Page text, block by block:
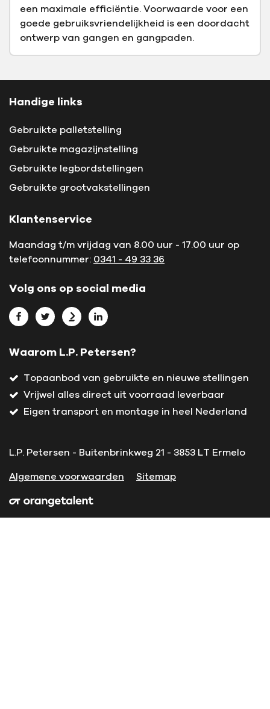
een maximale efficiëntie. Voorwaarde voor een
goede gebruiksvriendelijkheid is een doordacht
ontwerp van gangen en gangpaden.
Handige links
Gebruikte palletstelling
Gebruikte magazijnstelling
Gebruikte legbordstellingen
Gebruikte grootvakstellingen
Klantenservice
Maandag t/m vrijdag van 8.00 uur - 17.00 uur op
telefoonnummer: 0341 - 49 33 36
Volg ons op social media
Bekijk L.P. Petersen op Facebook
Bekijk L.P. Petersen op Twitter
Bekijk L.P. Petersen op Marktplaats
Bekijk L.P. Petersen op LinkedIn
Waarom L.P. Petersen?
Topaanbod van gebruikte en nieuwe stellingen
Vrijwel alles direct uit voorraad leverbaar
Eigen transport en montage in heel Nederland
L.P. Petersen - Buitenbrinkweg 21 - 3853 LT Ermelo
Algemene voorwaarden Sitemap